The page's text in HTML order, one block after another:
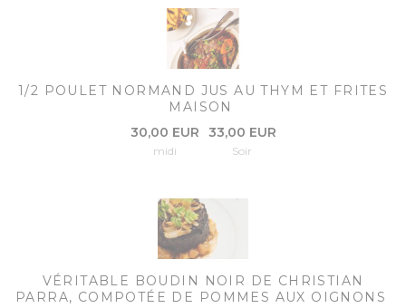
1/2 POULET NORMAND JUS AU THYM ET FRITES
MAISON
30,00 EUR
midi
33,00 EUR
Soir
VÉRITABLE BOUDIN NOIR DE CHRISTIAN
PARRA, COMPOTÉE DE POMMES AUX OIGNONS